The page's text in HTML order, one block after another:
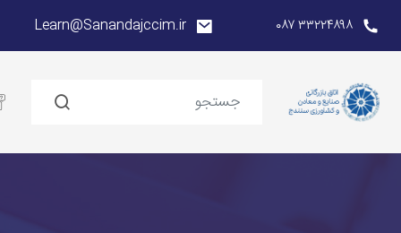
۳۳۲۲۴۸۹۸ ۰۸۷ Learn@Sanandajccim.ir